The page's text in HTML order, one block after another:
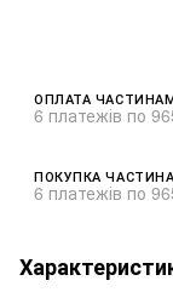
ОПЛАТА
6 платежів по
ПОКУПКА
6 платежів по